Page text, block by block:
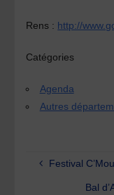
Rens : http://
Catégories
Agenda
Autres
Festival
Bal